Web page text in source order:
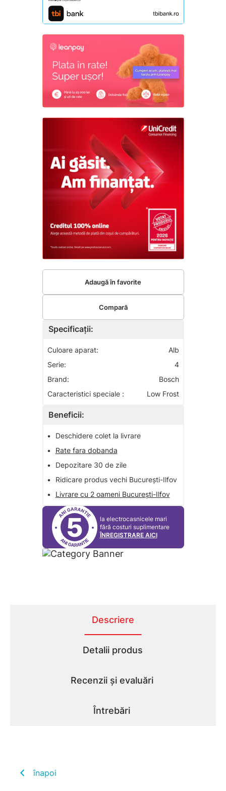
Specificații:
Culoare aparat:
Alb
Serie:
4
Brand:
Bosch
Caracteristici speciale :
Low Frost
Beneficii:
•
Deschidere colet la livrare
•
Rate fara dobanda
•
Depozitare 30 de zile
•
Ridicare produs vechi București-Ilfov
•
Livrare cu 2 oameni București-Ilfov
5
la electrocasnicele mari
fără costuri suplimentare
ÎNREGISTRARE AICI
Adaugă în favorite
Compară
Descriere
Detalii produs
Recenzii și evaluări
Întrebări
înapoi